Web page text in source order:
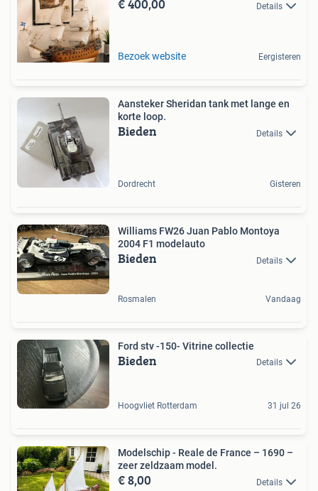
€ 400,00 Details
Bezoek website Eergisteren
Aansteker Sheridan tank met lange en
korte loop.
Bieden Details
Dordrecht Gisteren
Williams FW26 Juan Pablo Montoya
2004 F1 modelauto
Bieden Details
Rosmalen Vandaag
Ford stv -150- Vitrine collectie
Bieden Details
Hoogvliet Rotterdam 31 jul 26
Modelschip - Reale de France – 1690 –
zeer zeldzaam model.
€ 8,00 Details